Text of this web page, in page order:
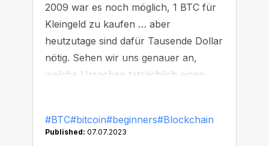
2009 war es noch möglich, 1 BTC für
Kleingeld zu kaufen … aber
heutzutage sind dafür Tausende Dollar
nötig. Sehen wir uns genauer an,
welche Ursachen tatsächlich einen
#BTC#bitcoin#beginners#Blockchain
Published: 07.07.2023